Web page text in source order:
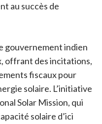
au succès de
gouvernement indien
offrant des incitations,
fiscaux pour
solaire. L’initiative
Solar Mission, qui
solaire d’ici